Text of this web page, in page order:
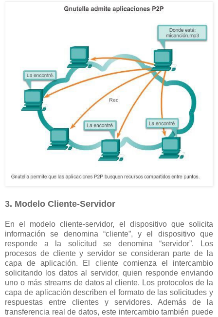
3. Modelo Cliente-Servidor
En el modelo cliente-servidor, el dispositivo que solicita
información se denomina “cliente”, y el dispositivo que
responde a la solicitud se denomina “servidor”. Los
procesos de cliente y servidor se consideran parte de la
capa de aplicación. El cliente comienza el intercambio
solicitando los datos al servidor, quien responde enviando
uno o más streams de datos al cliente. Los protocolos de la
capa de aplicación describen el formato de las solicitudes y
respuestas entre clientes y servidores. Además de la
transferencia real de datos, este intercambio también puede